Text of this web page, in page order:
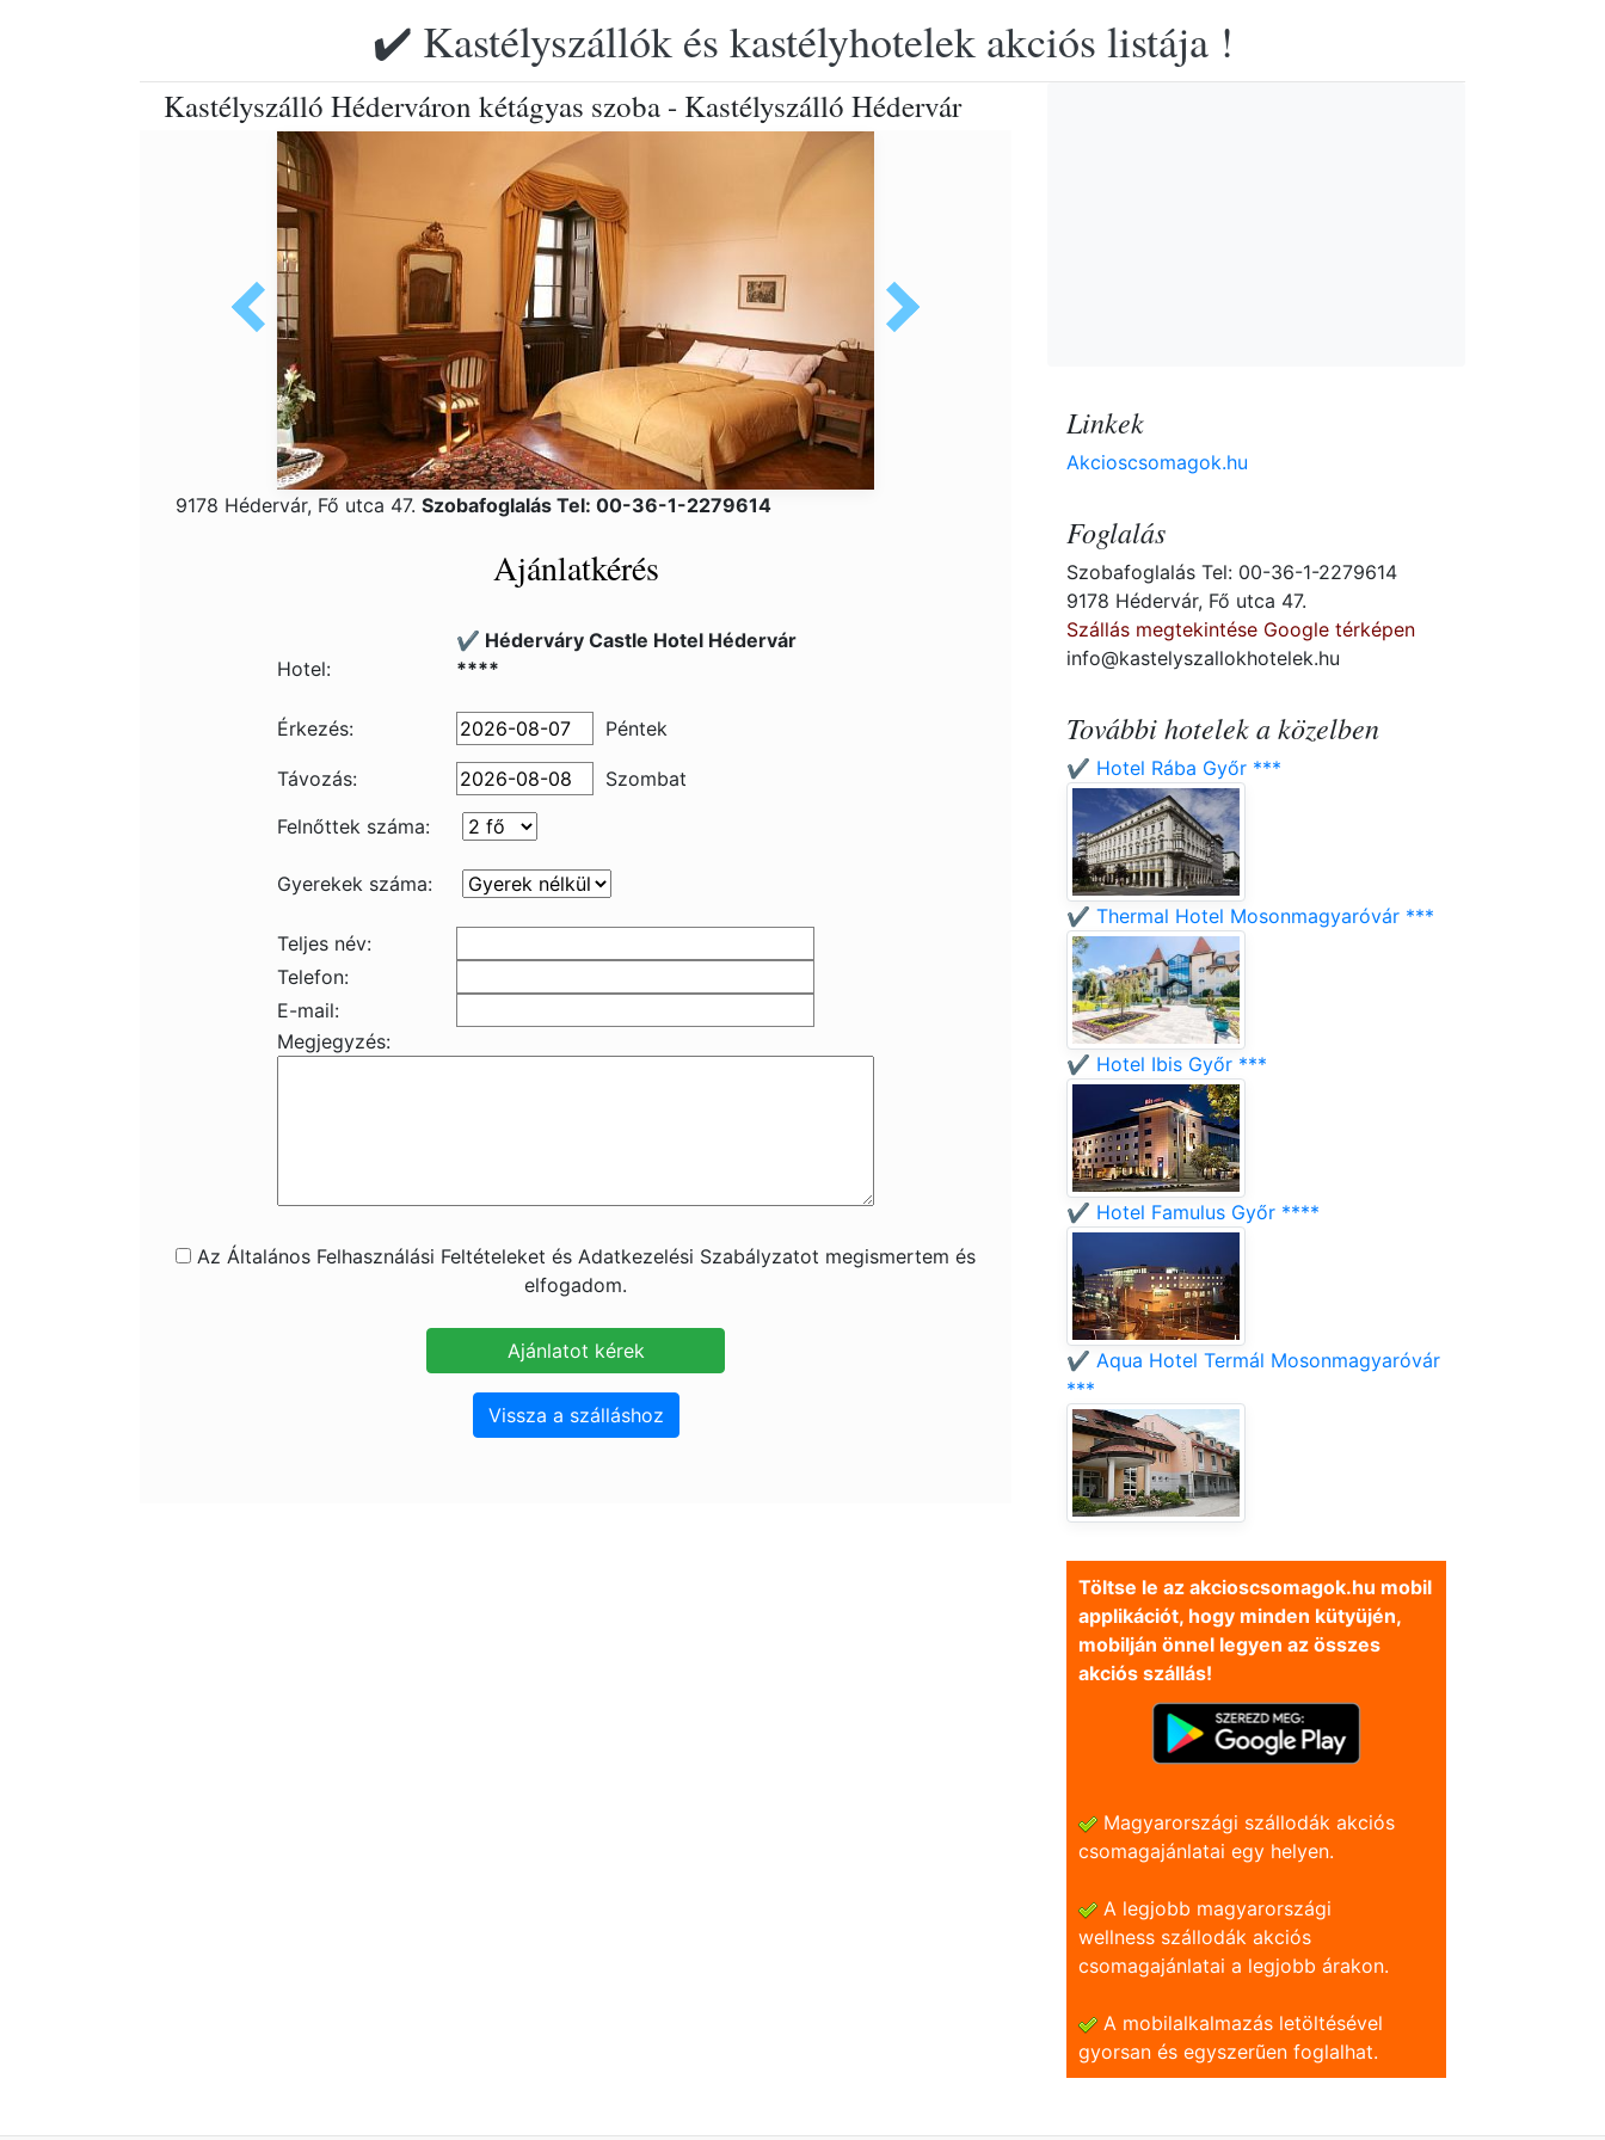
✔️ Kastélyszállók és kastélyhotelek akciós listája !
Kastélyszálló Héderváron kétágyas szoba - Kastélyszálló Hédervár
9178 Hédervár, Fő utca 47. Szobafoglalás Tel: 00-36-1-2279614
Ajánlatkérés
Hotel:
✔️ Héderváry Castle Hotel Hédervár
****
Érkezés: Péntek
Távozás:
Szombat
Felnőttek száma:
Gyerekek száma:
Teljes név:
Telefon:
E-mail:
Megjegyzés:
Az Általános Felhasználási Feltételeket és Adatkezelési Szabályzatot megismertem és
elfogadom.
Vissza a szálláshoz
Linkek
Akcioscsomagok.hu
Foglalás
Szobafoglalás Tel: 00-36-1-2279614
9178 Hédervár, Fő utca 47.
Szállás megtekintése Google térképen
info@kastelyszallokhotelek.hu
További hotelek a közelben
✔️ Hotel Rába Győr ***
✔️ Thermal Hotel Mosonmagyaróvár ***
✔️ Hotel Ibis Győr ***
✔️ Hotel Famulus Győr ****
✔️ Aqua Hotel Termál Mosonmagyaróvár
***
Töltse le az akcioscsomagok.hu mobil
applikációt, hogy minden kütyüjén,
mobilján önnel legyen az összes
akciós szállás!
Magyarországi szállodák akciós
csomagajánlatai egy helyen.
A legjobb magyarországi
wellness szállodák akciós
csomagajánlatai a legjobb árakon.
A mobilalkalmazás letöltésével
gyorsan és egyszerũen foglalhat.